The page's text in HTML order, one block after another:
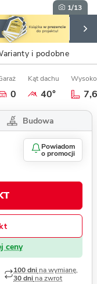
1/13
i podobne
0
Kąt dachu
40°
Budowa
Powiadom
o promocji
ceny
100 dni na wymianę,
30 dni na zwrot